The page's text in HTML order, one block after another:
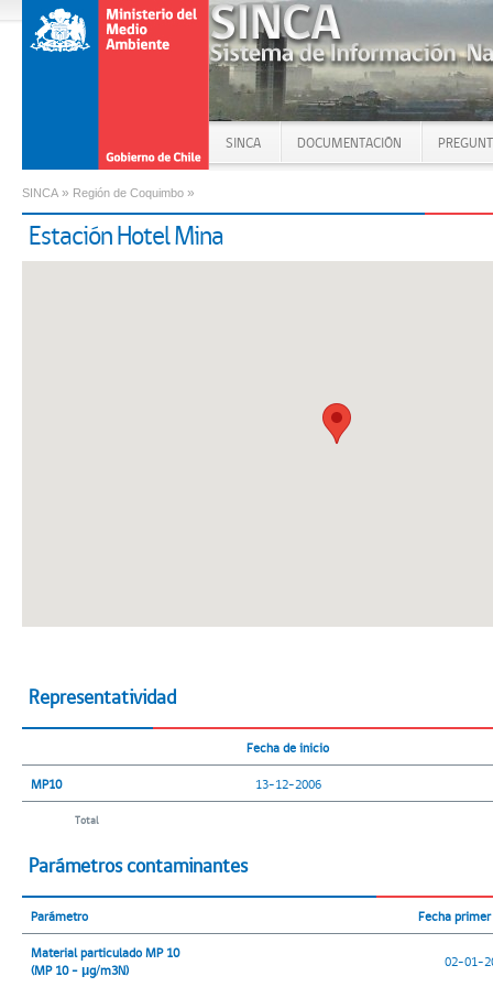
SINCA DOCUMENTACIÓN
SINCA » Región de Coquimbo »
Estación Hotel Mina
Representatividad
Fecha de inicio
MP10 13-12-2006
Total
Parámetros contaminantes
Parámetro Fecha
Material particulado MP 10
(MP 10 - μg/m3N)
02-01-